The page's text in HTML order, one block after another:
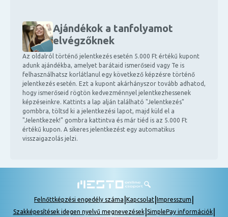
Ajándékok a tanfolyamot
elvégzőknek
Az oldalról történő jelentkezés esetén 5.000 Ft értékű kupont
adunk ajándékba, amelyet barátaid ismerőseid vagy Te is
felhasználhatsz korlátlanul egy következő képzésre történő
jelentkezés esetén. Ezt a kupont akárhányszor tovább adhatod,
hogy ismerőseid rögtön kedvezménnyel jelentkezhessenek
képzéseinkre. Kattints a lap alján található "Jelentkezés"
gombbra, töltsd ki a jelentkezési lapot, majd küld el a
"Jelentkezek!" gombra kattintva és már tiéd is az 5.000 Ft
értékű kupon. A sikeres jelentkezést egy automatikus
visszaigazolás jelzi.
Felnőttképzési engedély száma Kapcsolat Impresszum
Szakképesítések idegen nyelvű megnevezések| SimplePay információk|